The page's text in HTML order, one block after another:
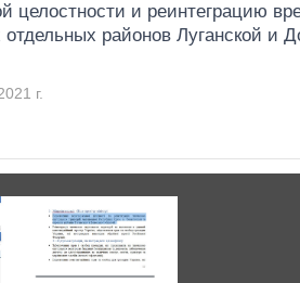
целостности и реинтеграцию
отдельных районов Луганской и
г.